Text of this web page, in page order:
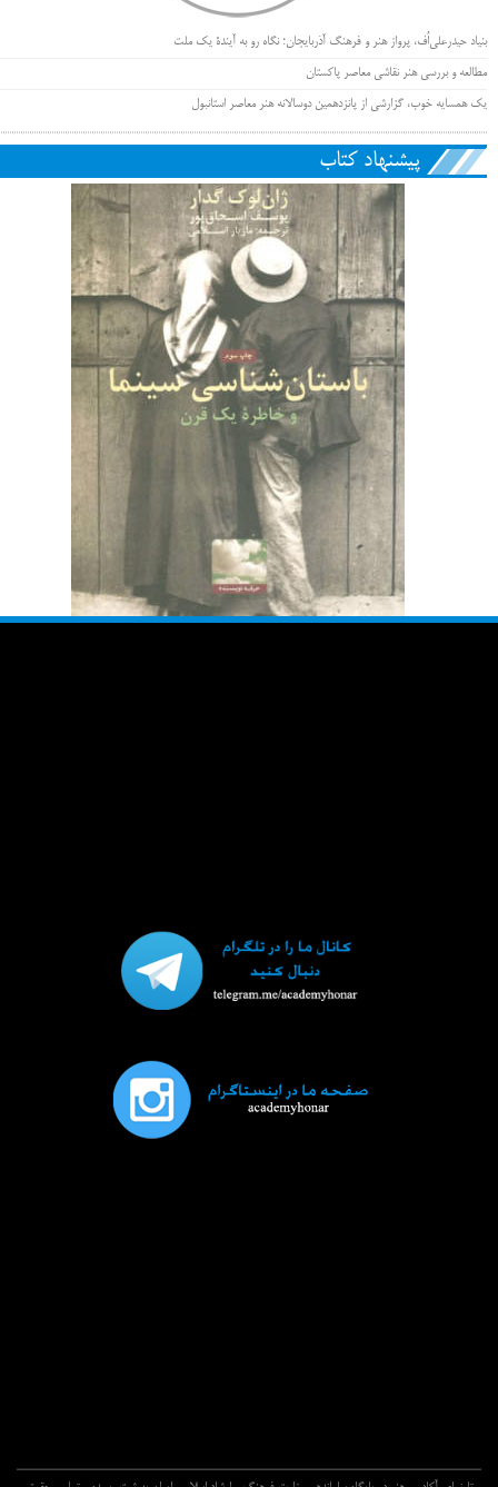
بنیاد حیدرعلی‌اُف، پرواز هنر و فرهنگ آذربایجان؛ نگاه رو به آیندۀ یک ملت
مطالعه و بررسی هنر نقاشی معاصر پاکستان
یک همسایه خوب، گزارشی از پانزدهمین دوسالانه هنر معاصر استانبول
پیشنهاد کتاب